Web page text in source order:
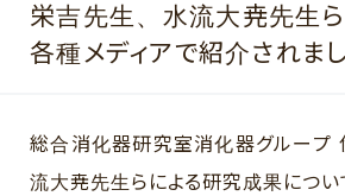
栄吉先生、水流大尭先生
各種メディアで紹介されまし
総合消化器研究室消化器グループ
流大尭先生らによる研究成果につい